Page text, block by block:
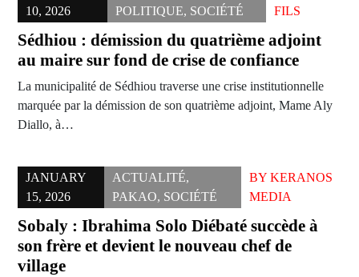
10, 2026
POLITIQUE, SOCIÉTÉ
FILS
Sédhiou : démission du quatrième adjoint
au maire sur fond de crise de confiance
La municipalité de Sédhiou traverse une crise institutionnelle
marquée par la démission de son quatrième adjoint, Mame Aly
Diallo, à…
JANUARY
15, 2026
ACTUALITÉ,
PAKAO, SOCIÉTÉ
BY KERANOS
MEDIA
Sobaly : Ibrahima Solo Diébaté succède à
son frère et devient le nouveau chef de
village